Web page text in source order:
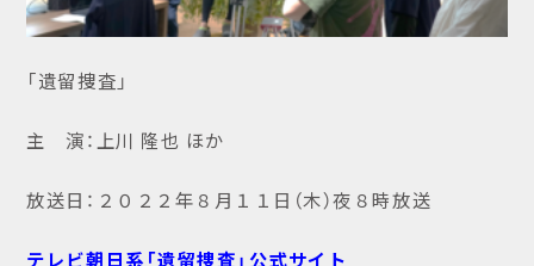
「遺留捜査」
主 演：上川 隆也 ほか
放送日：２０２２年８月１１日（木）夜８時放送
テレビ朝日系「遺留捜査」公式サイト